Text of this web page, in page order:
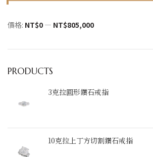
最
價
最
價
價格: NT$0 — NT$805,000
PRODUCTS
3克拉圓形鑽石戒指
10克拉上丁方切割鑽石戒指